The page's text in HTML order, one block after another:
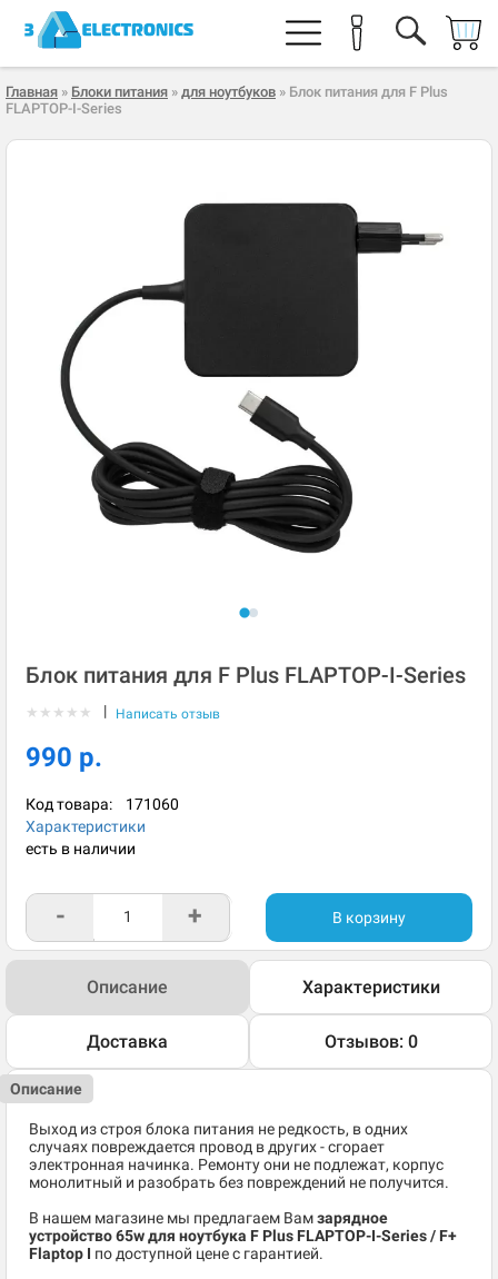
Главная » Блоки питания » для ноутбуков » Блок питания для F Plus
FLAPTOP-I-Series
Блок питания для F Plus FLAPTOP-I-Series
★ ★ ★ ★ ★ | Написать отзыв
990 р.
Код товара: 171060
Характеристики
есть в наличии
- + В корзину
Описание Характеристики
Доставка Отзывов: 0
Описание
Выход из строя блока питания не редкость, в одних
случаях повреждается провод в других - сгорает
электронная начинка. Ремонту они не подлежат, корпус
монолитный и разобрать без повреждений не получится.
В нашем магазине мы предлагаем Вамзарядное
устройство 65w для ноутбука F Plus FLAPTOP-I-Series / F+
Flaptop I по доступной цене с гарантией.